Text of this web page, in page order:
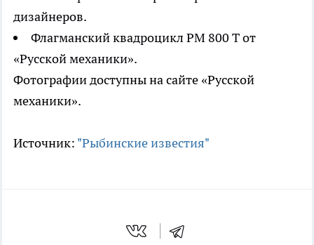
дизайнеров.
Флагманский квадроцикл РМ 800 Т от
«Русской механики».
Фотографии доступны на сайте «Русской
механики».
Источник: "Рыбинские известия"